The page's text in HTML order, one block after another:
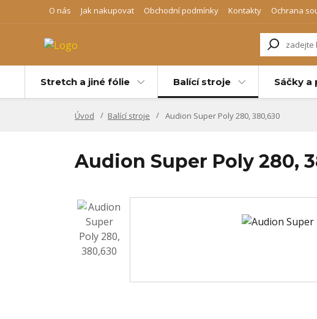
O nás Jak nakupovat Obchodní podmínky Kontakty Ochrana
Stretch a jiné fólie Balící stroje Sáčky a
Úvod Balící stroje Audion Super Poly 280, 380,630
Audion Super Poly 280,